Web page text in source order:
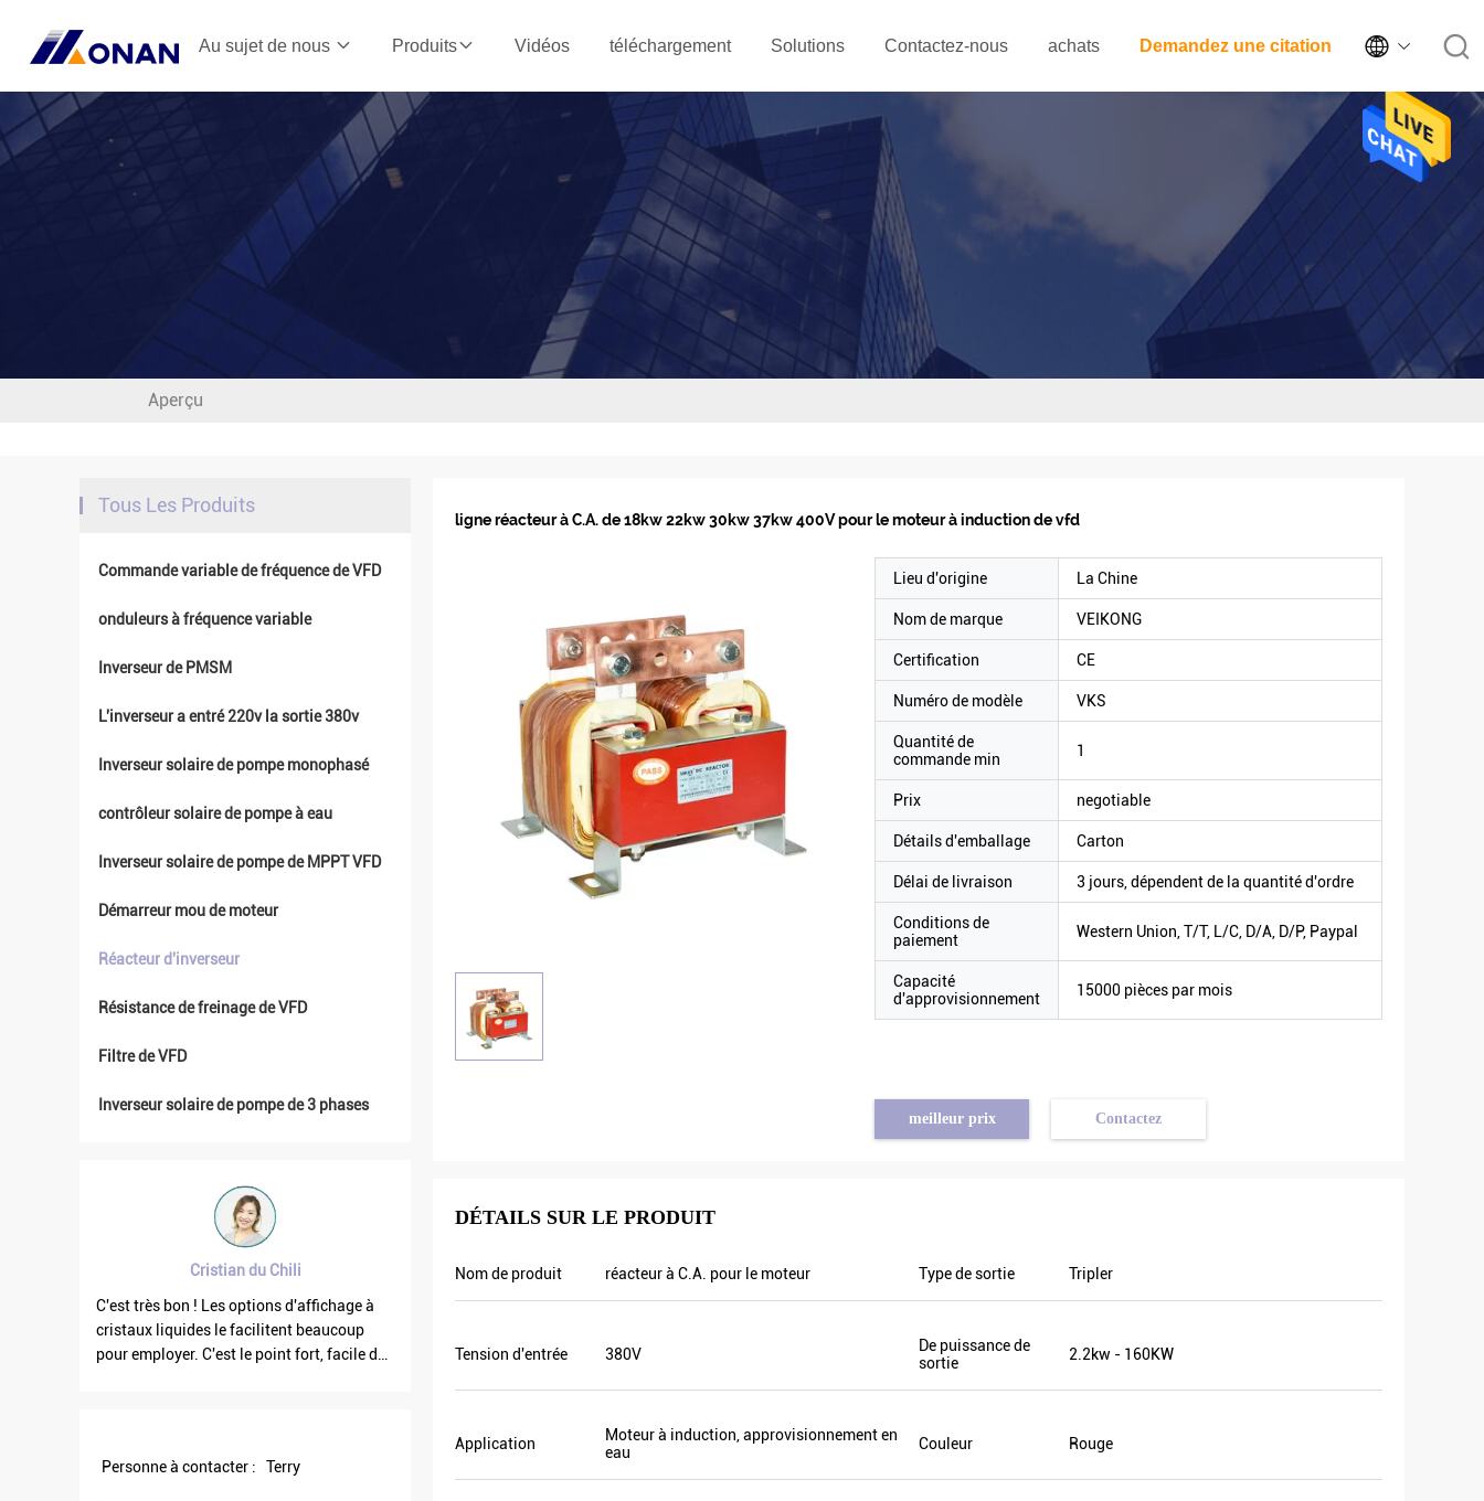
Au sujet de nous Produits Vidéos téléchargement Solutions Contactez-nous achats Demandez une citation 
Aperçu
Tous Les Produits
Commande variable de fréquence de VFD
onduleurs à fréquence variable
Inverseur de PMSM
L'inverseur a entré 220v la sortie 380v
Inverseur solaire de pompe monophasé
contrôleur solaire de pompe à eau
Inverseur solaire de pompe de MPPT VFD
Démarreur mou de moteur
Réacteur d'inverseur
Résistance de freinage de VFD
Filtre de VFD
Inverseur solaire de pompe de 3 phases
Cristian du Chili
C'est très bon ! Les options d'affichage à
cristaux liquides le facilitent beaucoup
pour employer. C'est le point fort, facile de
Brahim assad de Syrie
La fréquence de la sortie VFD500 est stable
courant de sortie est inférieur d'autres,
Tayfun de Turquie
l'inverseur solaire de pompe est vraiment
également préparé quelques produits
L'année dernière il y avait seulement un
agent local et cette année, il y a plus de 8.
Certains d'entre eux seulement vendre
Personne à contacter : Terry
ligne réacteur à C.A. de 18kw 22kw 30kw 37kw 400V pour le moteur à induction de vfd
Lieu d'origine La Chine
Nom de marque VEIKONG
Certification CE
Numéro de modèle VKS
Quantité de
commande min
1
Prix negotiable
Détails d'emballage Carton
Délai de livraison 3 jours, dépendent de la quantité d'ordre
Conditions de
paiement
Western Union, T/T, L/C, D/A, D/P, Paypal
Capacité
d'approvisionnement
15000 pièces par mois
meilleur prix Contactez
DÉTAILS SUR LE PRODUIT
Nom de produit réacteur à C.A. pour le moteur Type de sortie Tripler
Tension d'entrée 380V
De puissance de
sortie
2.2kw - 160KW
Application
Moteur à induction, approvisionnement en
eau
Couleur Rouge